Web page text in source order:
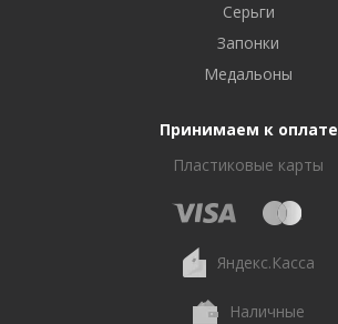
Серьги
Запонки
Медальоны
Принимаем к оплате
Пластиковые карты
Яндекс.Касса
Наличные